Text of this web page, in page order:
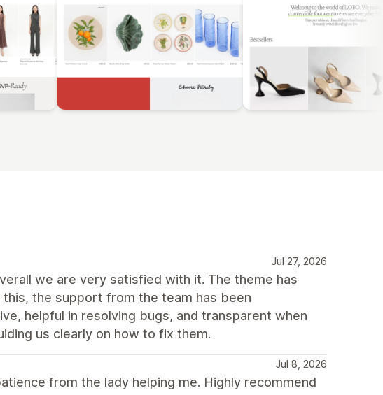
Jul 27, 2026
we are very satisfied with it. The theme has
the support from the team has been
helpful in resolving bugs, and transparent when
us clearly on how to fix them.
Jul 8, 2026
from the lady helping me. Highly recommend